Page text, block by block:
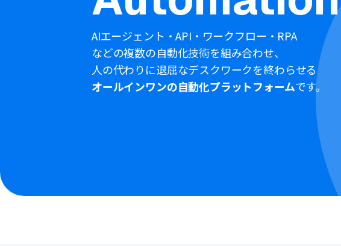
AIエージェント・API・ワークフロー・RPA
などの複数の自動化技術を組み合わせ、
人の代わりに退屈なデスクワークを終わらせる
オールインワンの自動化プラットフォームです。